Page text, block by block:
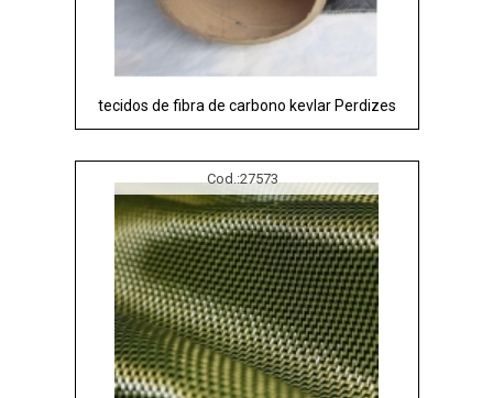
tecidos de fibra de carbono kevlar Perdizes
Cod.:27573